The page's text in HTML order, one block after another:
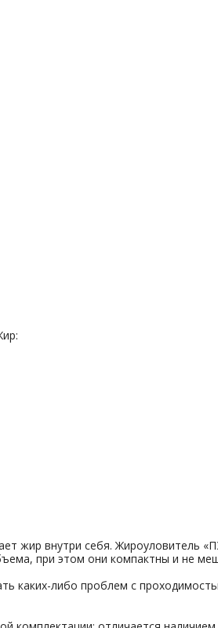
внутри себя. Жироуловитель
при этом они компактны и не
каких-либо проблем с